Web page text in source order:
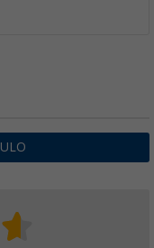
de 22 litros